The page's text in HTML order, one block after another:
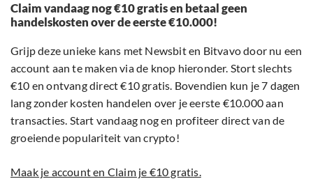
Claim vandaag nog €10 gratis en betaal geen
handelskosten over de eerste €10.000!
Grijp deze unieke kans met Newsbit en Bitvavo door nu een
account aan te maken via de knop hieronder. Stort slechts
€10 en ontvang direct €10 gratis. Bovendien kun je 7 dagen
lang zonder kosten handelen over je eerste €10.000 aan
transacties. Start vandaag nog en profiteer direct van de
groeiende populariteit van crypto!
Maak je account en Claim je €10 gratis.